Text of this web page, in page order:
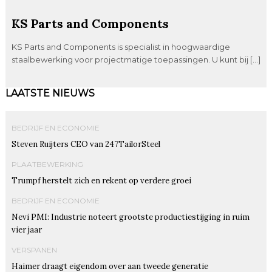
KS Parts and Components
KS Parts and Components is specialist in hoogwaardige
staalbewerking voor projectmatige toepassingen. U kunt bij […]
LAATSTE NIEUWS
BEDRIJF EN ECONOMIE
Steven Ruijters CEO van 247TailorSteel
PLAATBEWERKING
Trumpf herstelt zich en rekent op verdere groei
BEDRIJF EN ECONOMIE
Nevi PMI: Industrie noteert grootste productiestijging in ruim
vier jaar
VERSPANEN
Haimer draagt eigendom over aan tweede generatie